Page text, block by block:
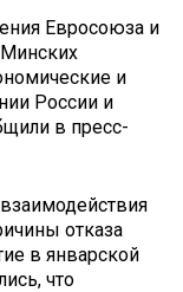
Евросоюза и
и
России и
в пресс-
отказа
в январской
что